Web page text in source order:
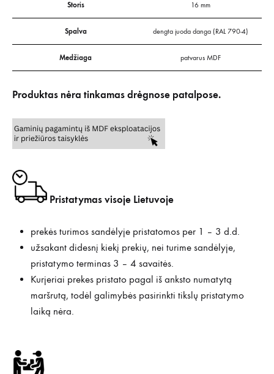
Storis 16 mm
Spalva dengta juoda danga (RAL 790-4)
Medžiaga patvarus MDF
Produktas nėra tinkamas drėgnose patalpose.
Pristatymas visoje Lietuvoje
prekės turimos sandėlyje pristatomos per 1 – 3 d.d.
užsakant didesnį kiekį prekių, nei turime sandėlyje,
pristatymo terminas 3 – 4 savaitės.
Kurjeriai prekes pristato pagal iš anksto numatytą
maršrutą, todėl galimybės pasirinkti tikslų pristatymo
laiką nėra.